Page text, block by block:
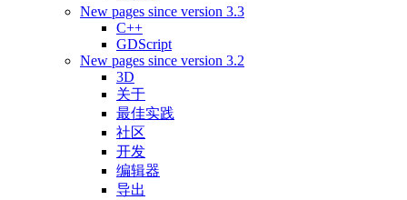
New pages since version 3.3
C++
GDScript
New pages since version 3.2
3D
关于
最佳实践
社区
开发
编辑器
导出